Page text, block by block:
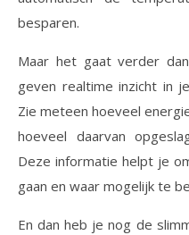
besparen.
Maar het gaat verder
geven realtime inzicht in
Zie meteen hoeveel
hoeveel daarvan
Deze informatie helpt je
gaan en waar mogelijk te
En dan heb je nog de